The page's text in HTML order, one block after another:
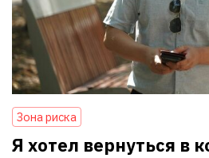
Зона риска
Я хотел вернуться в